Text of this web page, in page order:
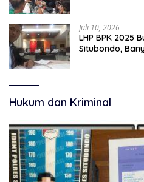
Juli 10, 2026
LHP BPK 2025
Situbondo,
Hukum dan Kriminal